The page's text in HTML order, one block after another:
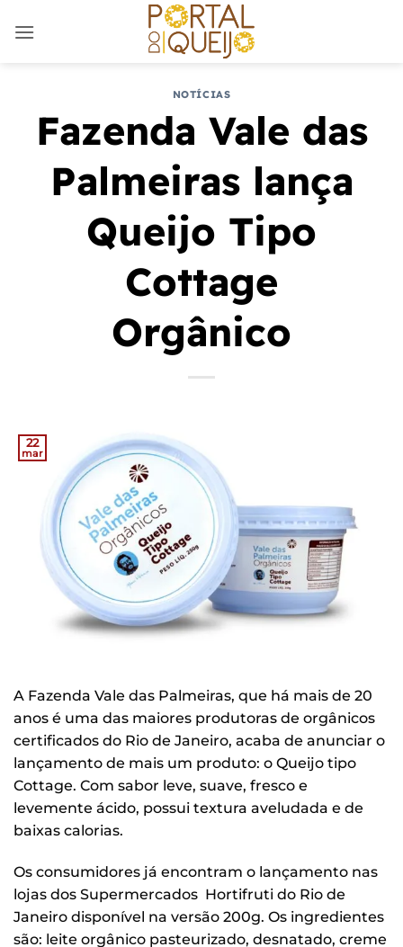
NOTÍCIAS
Fazenda Vale das
Palmeiras lança
Queijo Tipo
Cottage
Orgânico
22
mar
A Fazenda Vale das Palmeiras, que há mais de 20
anos é uma das maiores produtoras de orgânicos
certificados do Rio de Janeiro, acaba de anunciar o
lançamento de mais um produto: o Queijo tipo
Cottage. Com sabor leve, suave, fresco e
levemente ácido, possui textura aveludada e de
baixas calorias.
Os consumidores já encontram o lançamento nas
lojas dos Supermercados Hortifruti do Rio de
Janeiro disponível na versão 200g. Os ingredientes
são: leite orgânico pasteurizado, desnatado, creme